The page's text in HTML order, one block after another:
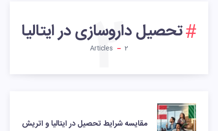
تحصیل داروسازی در ایتالیا
2
2
مقایسه شرایط تحصیل در ایتالیا و اتریش